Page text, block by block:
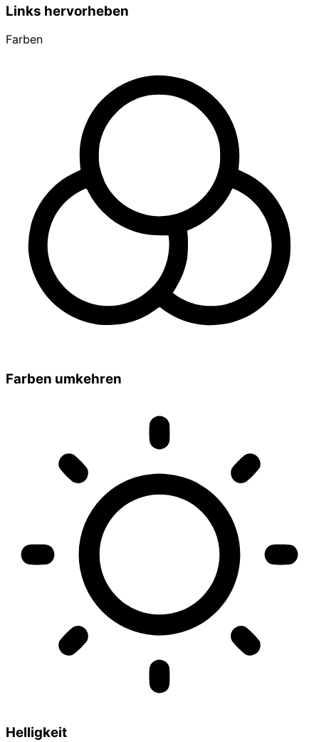
Links hervorheben
Farben
Farben umkehren
Helligkeit